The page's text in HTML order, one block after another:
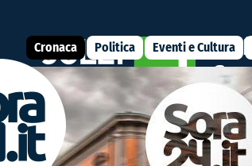
Cronaca Politica Eventi e Cultura